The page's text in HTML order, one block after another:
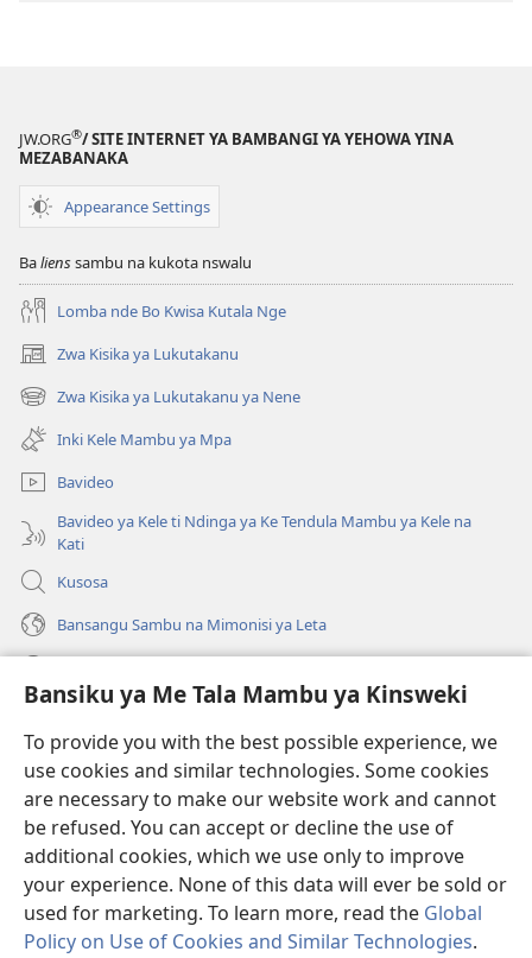
Bansiku ya Me Tala Mambu ya Kinsweki
To provide you with the best possible experience, we
use cookies and similar technologies. Some cookies
are necessary to make our website work and cannot
be refused. You can accept or decline the use of
additional cookies, which we use only to improve
your experience. None of this data will ever be sold or
used for marketing. To learn more, read the Global
Policy on Use of Cookies and Similar Technologies.
JW.ORG®/ SITE INTERNET YA BAMBANGI YA YEHOWA YINA
MEZABANAKA
Appearance Settings
Balienssambu na kukota nswalu
Lomba nde Bo Kwisa Kutala Nge
Zwa Kisika ya Lukutakanu
(ke
kangula
lutiti
ya
mpa)
Zwa Kisika ya Lukutakanu ya Nene
(ke
kangula
lutiti
ya
mpa)
Inki Kele Mambu ya Mpa
Bavideo
Bavideo ya Kele ti Ndinga ya Ke Tendula Mambu ya Kele na
Kati
Kusosa
Bansangu Sambu na Mimonisi ya Leta
(ke
kangula
lutiti
ya
mpa)
Watchtower BIBLIOTEKE NA INTERNET
(ke
kangula
lutiti
mpa)
JW Hub ®
(ke
kangula
lutiti
ya
mpa)